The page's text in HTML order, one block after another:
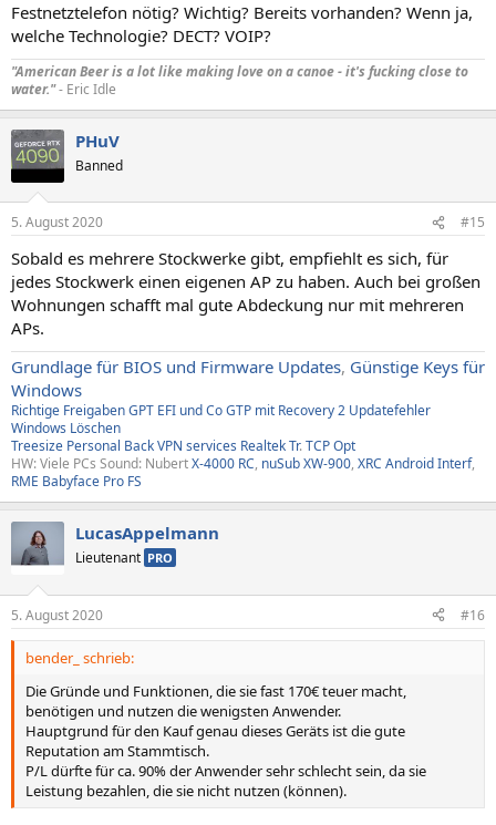
Festnetztelefon nötig? Wichtig? Bereits vorhanden? Wenn ja,
welche Technologie? DECT? VOIP?
"American Beer is a lot like making love on a canoe - it's fucking close to
water."- Eric Idle
PHuV
Banned
5. August 2020 #15
Sobald es mehrere Stockwerke gibt, empfiehlt es sich, für
jedes Stockwerk einen eigenen AP zu haben. Auch bei großen
Wohnungen schafft mal gute Abdeckung nur mit mehreren
APs.
Grundlage für BIOS und Firmware Updates, Günstige Keys für
Windows
Richtige FreigabenGPT EFI und CoGTP mit Recovery2 Updatefehler
Windows Löschen
Treesize Personal BackVPN services Realtek Tr.TCP Opt
HW: Viele PCs Sound: NubertX-4000 RC, nuSub XW-900, XRC Android Interf,
RME Babyface Pro FS
LucasAppelmann
Lieutenant PRO
5. August 2020 #16
bender_ schrieb:
Die Gründe und Funktionen, die sie fast 170€ teuer macht,
benötigen und nutzen die wenigsten Anwender.
Hauptgrund für den Kauf genau dieses Geräts ist die gute
Reputation am Stammtisch.
P/L dürfte für ca. 90% der Anwender sehr schlecht sein, da sie
Leistung bezahlen, die sie nicht nutzen (können).